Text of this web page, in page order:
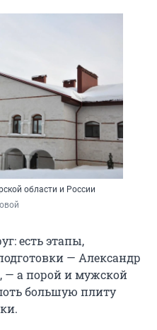
области и России
есть этапы,
— Александр
— а порой и мужской
большую плиту